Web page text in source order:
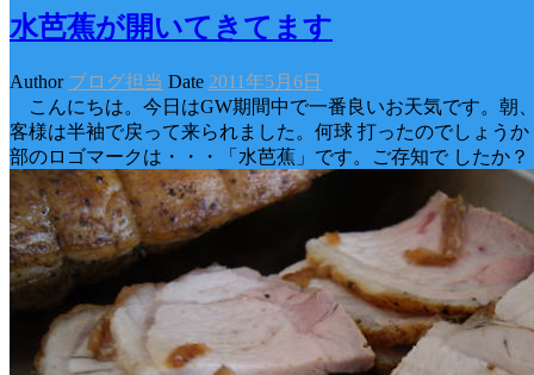
水芭蕉が開いてきてます
Author ブログ担当 Date 2011年5月6日
こんにちは。今日はGW期間中で一番良いお天気です。朝
客様は半袖で戻って来られました。何球 打ったのでしょう
部のロゴマークは・・・「水芭蕉」です。ご存知で したか